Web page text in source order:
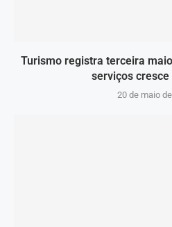
Turismo registra terceira
serviços cresce
20 de maio